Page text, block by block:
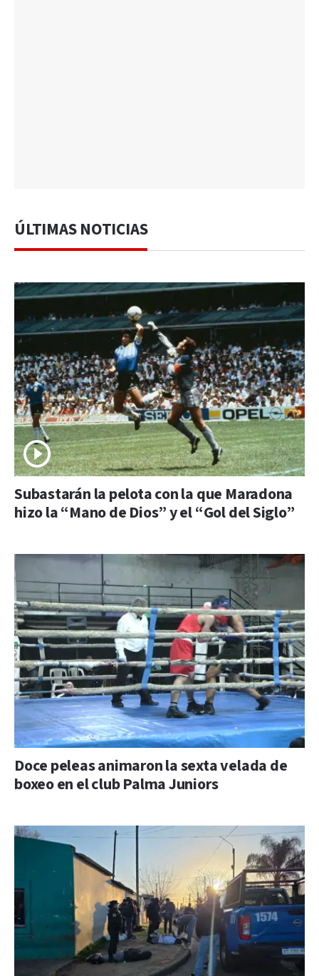
ÚLTIMAS NOTICIAS
Subastarán la pelota con la que Maradona
hizo la “Mano de Dios” y el “Gol del Siglo”
Doce peleas animaron la sexta velada de
boxeo en el club Palma Juniors